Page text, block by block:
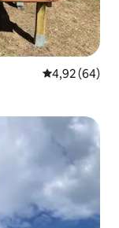
საშუალო
4,92 (64)